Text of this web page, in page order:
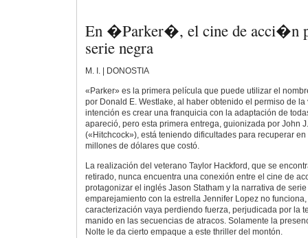
En �Parker�, el cine de acci�n
serie negra
M. I. | DONOSTIA
«Parker» es la primera película que puede utilizar el
por Donald E. Westlake, al haber obtenido el permiso de la
intención es crear una franquicia con la adaptación de
apareció, pero esta primera entrega, guionizada por John
(«Hitchcock»), está teniendo dificultades para recuperar
millones de dólares que costó.
La realización del veterano Taylor Hackford, que se
retirado, nunca encuentra una conexión entre el cine de
protagonizar el inglés Jason Statham y la narrativa de
emparejamiento con la estrella Jennifer Lopez no
caracterización vaya perdiendo fuerza, perjudicada por la
manido en las secuencias de atracos. Solamente la
Nolte le da cierto empaque a este thriller del montón.